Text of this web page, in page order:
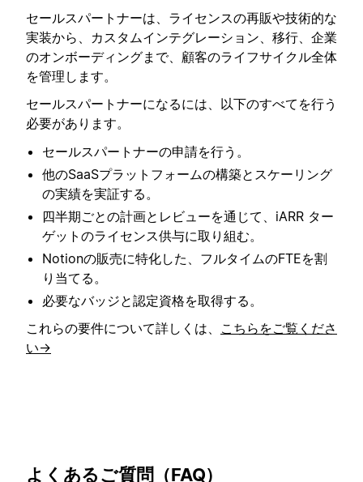
セールスパートナーは、ライセンスの再販や技術的な
実装から、カスタムインテグレーション、移行、企業
のオンボーディングまで、顧客のライフサイクル全体
を管理します。
セールスパートナーになるには、以下のすべてを行う
必要があります。
セールスパートナーの申請を行う。
他のSaaSプラットフォームの構築とスケーリング
の実績を実証する。
四半期ごとの計画とレビューを通じて、iARR ター
ゲットのライセンス供与に取り組む。
Notionの販売に特化した、フルタイムのFTEを割
り当てる。
必要なバッジと認定資格を取得する。
これらの要件について詳しくは、 こちらをご覧くださ
い→
よくあるご質問（FAQ）